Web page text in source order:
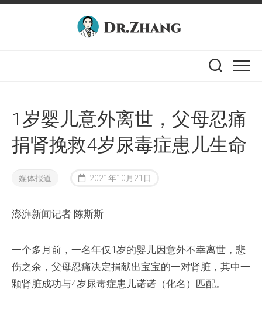
Skip
1岁婴儿意外离世，父母忍痛
捐肾挽救4岁尿毒症患儿生命
媒体报道 2021年10月21日
澎湃新闻记者 陈斯斯
一个多月前，一名年仅1岁的婴儿因意外不幸离世，悲
伤之余，父母忍痛决定捐献出宝宝的一对肾脏，其中一
颗肾脏成功与4岁尿毒症患儿诺诺（化名）匹配。